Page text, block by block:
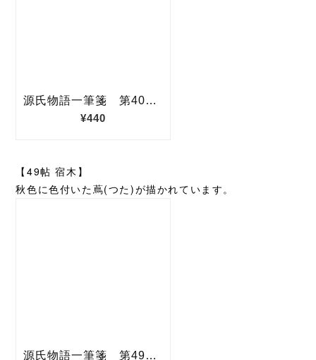
【49帖 宿木】
秋色に色付いた蔦(つた)が描かれています。